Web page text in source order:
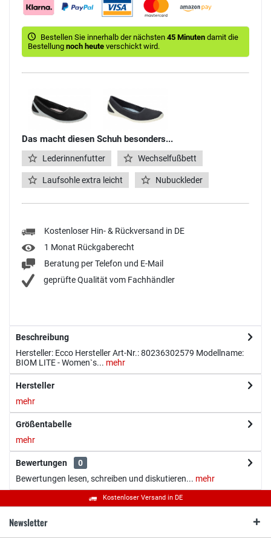
Bestellen Sie innerhalb der nächsten 45 Minuten damit die
Bestellung noch heute verschickt wird.
Das macht diesen Schuh besonders...
Lederinnenfutter Wechselfußbett
Laufsohle extra leicht Nubuckleder
Kostenloser Hin- & Rückversand in DE
1 Monat Rückgaberecht
Beratung per Telefon und E-Mail
geprüfte Qualität vom Fachhändler
Beschreibung
Hersteller: Ecco Hersteller Art-Nr.: 80236302579 Modellname:
BIOM LITE - Women`s... mehr
Hersteller
mehr
Größentabelle
mehr
Bewertungen
0
Bewertungen lesen, schreiben und diskutieren... mehr
Kostenloser Versand in DE
Newsletter